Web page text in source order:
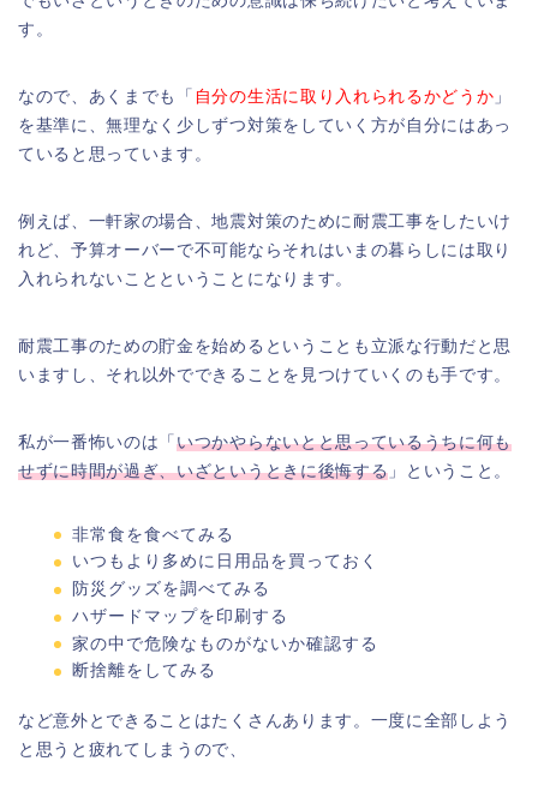
す。
なので、あくまでも「 自分の生活に取り入れられるかどうか 」
を基準に、無理なく少しずつ対策をしていく方が自分にはあっ
ていると思っています。
例えば、一軒家の場合、地震対策のために耐震工事をしたいけ
れど、予算オーバーで不可能ならそれはいまの暮らしには取り
入れられないことということになります。
耐震工事のための貯金を始めるということも立派な行動だと思
いますし、それ以外でできることを見つけていくのも手です。
私が一番怖いのは「いつかやらないとと思っているうちに何も
せずに時間が過ぎ、いざというときに後悔する 」ということ。
非常食を食べてみる
いつもより多めに日用品を買っておく
防災グッズを調べてみる
ハザードマップを印刷する
家の中で危険なものがないか確認する
断捨離をしてみる
など意外とできることはたくさんあります。一度に全部しよう
と思うと疲れてしまうので、